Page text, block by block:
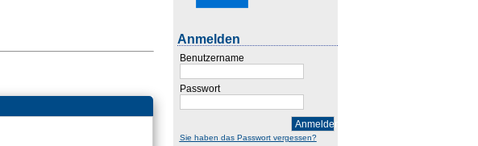
Anmelden
Benutzername
Passwort
Anmelden
Sie haben das Passwort vergessen?